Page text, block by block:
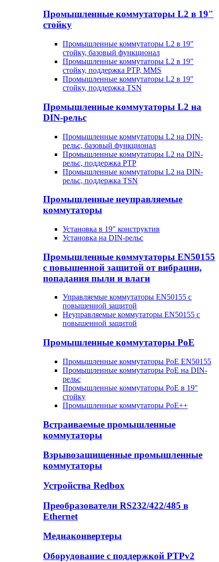
Промышленные коммутаторы L2 в 19"
стойку
Промышленные коммутаторы L2 в 19"
стойку, базовый функционал
Промышленные коммутаторы L2 в 19"
стойку, поддержка PTP, MMS
Промышленные коммутаторы L2 в 19"
стойку, поддержка TSN
Промышленные коммутаторы L2 на
DIN-рельс
Промышленные коммутаторы L2 на DIN-
рельс, базовый функционал
Промышленные коммутаторы L2 на DIN-
рельс, поддержка PTP
Промышленные коммутаторы L2 на DIN-
рельс, поддержка TSN
Промышленные неуправляемые
коммутаторы
Установка в 19" конструктив
Установка на DIN-рельс
Промышленные коммутаторы EN50155
с повышенной защитой от вибрации,
попадания пыли и влаги
Управляемые коммутаторы EN50155 с
повышенной защитой
Неуправляемые коммутаторы EN50155 с
повышенной защитой
Промышленные коммутаторы PoE
Промышленные коммутаторы PoE EN50155
Промышленные коммутаторы PoE на DIN-
рельс
Промышленные коммутаторы PoE в 19"
стойку
Промышленные коммутаторы PoE++
Встраиваемые промышленные
коммутаторы
Взрывозащищенные промышленные
коммутаторы
Устройства Redbox
Преобразователи RS232/422/485 в
Ethernet
Медиаконвертеры
Оборудование с поддержкой PTPv2